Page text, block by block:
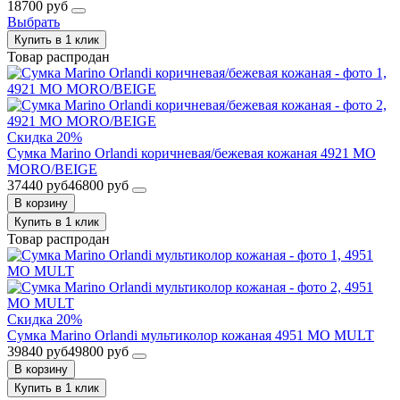
18700 руб
Выбрать
Купить в 1 клик
Товар распродан
Скидка 20%
Сумка Marino Orlandi коричневая/бежевая кожаная 4921 MO
MORO/BEIGE
37440 руб46800 руб
В корзину
Купить в 1 клик
Товар распродан
Скидка 20%
Сумка Marino Orlandi мультиколор кожаная 4951 MO MULT
39840 руб49800 руб
В корзину
Купить в 1 клик